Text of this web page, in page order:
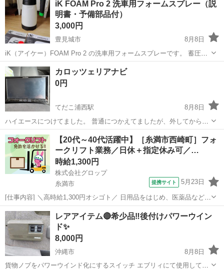
iK FOAM Pro 2 洗車用フォームスプレー（説
明書・予備部品付）
3,000円
豊見城市
8月8日
iK（アイケー）FOAM Pro 2 の洗車用フォームスプレーです。 蓄圧式
（電源不要）で、洗車時にたっぷりの泡を噴射できます。 【付属品】
・取扱説明書（日本語版・英語版） ・予備ノズル 3種（紫・オレン
ジ...
沖縄 豊見城市 メンテナンス用品
カロッツェリアナビ
0円
てだこ浦西駅
8月8日
ハイエースにつけてました。 普通につかえてましたが、外してから３
ヶ月程保管してたのでジャンク扱いで 近くまで取りに来れる方にあげ
ます。
沖縄 宜野湾市 てだこ浦西駅 カーナビ、テレビ
【20代～40代活躍中】［糸満市西崎町］フォ
ークリフト業務／日休＋指定休み可／…
時給1,300円
株式会社グロップ
糸満市
提携サイト 5月23日
[仕事内容] ＼高時給1,300円オシゴト／ 日用品をはじめ、医薬品など幅
広い製品を取り扱っている倉庫！ 浅築の綺麗な職場です♪ 【フォーク
リフト業務と軽作業】 《仕事内容》 （雇入れ直後） 倉庫内でのフォ
ークリフト...
沖縄 糸満市
レアアイテム🔴希少品‼️後付けパワーウイン
ド✨
8,000円
沖縄市
8月8日
貨物ノブをパワーウインド化にするスイッチ エブリィにて使用してい